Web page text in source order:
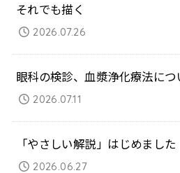
それでも描く
2026.07.26
眼科の検診、血漿浄化療法に
2026.07.11
「やさしい解説」はじめました
2026.06.27